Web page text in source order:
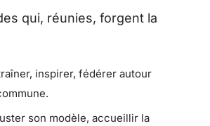
qui, réunies, forgent la
inspirer, fédérer autour
son modèle, accueillir la